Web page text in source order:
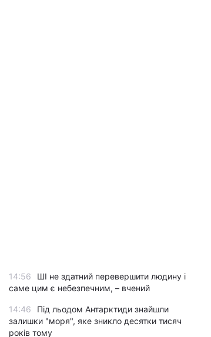
14:56
ШІ не здатний перевершити людину і
саме цим є небезпечним, – вчений
14:46
Під льодом Антарктиди знайшли
залишки "моря", яке зникло десятки тисяч
років тому